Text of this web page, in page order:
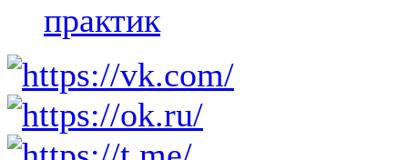
практик